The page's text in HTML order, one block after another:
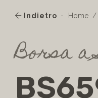
Indietro Home
Borsa